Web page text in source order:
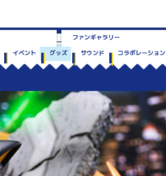
ファンギャラリー
イベント グッズ サウンド コラボレーション